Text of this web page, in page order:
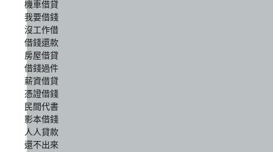
機車借貸
我要借錢
沒工作借
借錢還款
房屋借貸
借錢過件
薪資借貸
憑證借錢
民間代書
影本借錢
人人貸款
還不出來